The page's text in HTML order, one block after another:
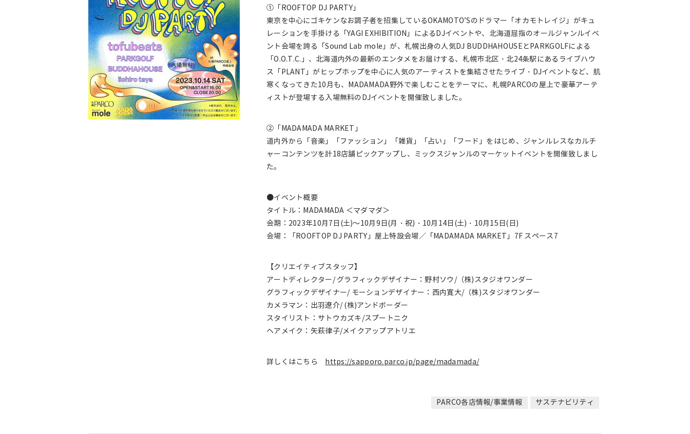
①「ROOFTOP DJ PARTY」
東京を中心にゴキケンなお調子者を招集しているOKAMOTO’Sのドラマー「オカモトレイジ」がキュ
レーションを手掛ける「YAGI EXHIBITION」によるDJイベントや、北海道屈指のオールジャンルイベ
ント会場を誇る「Sound Lab mole」が、札幌出身の人気DJ BUDDHAHOUSEとPARKGOLFによる
「O.O.T.C.」、北海道内外の最新のエンタメをお届けする、札幌市北区・北24条駅にあるライブハウ
ス「PLANT」がヒップホップを中心に人気のアーティストを集結させたライブ・DJイベントなど、肌
寒くなってきた10月も、MADAMADA野外で楽しむことをテーマに、札幌PARCOの屋上で豪華アーテ
ィストが登場する入場無料のDJイベントを開催致しました。
②「MADAMADA MARKET」
道内外から「音楽」「ファッション」「雑貨」「占い」「フード」をはじめ、ジャンルレスなカルチ
ャーコンテンツを計18店舗ピックアップし、ミックスジャンルのマーケットイベントを開催致しまし
た。
●イベント概要
タイトル：MADAMADA ＜マダマダ＞
会期：2023年10月7日(土)～10月9日(月・祝)・10月14日(土)・10月15日(日)
会場：「ROOFTOP DJ PARTY」屋上特設会場／「MADAMADA MARKET」7F スペース7
【クリエイティブスタッフ】
アートディレクター/ グラフィックデザイナー：野村ソウ/（株)スタジオワンダー
グラフィックデザイナー/ モーションデザイナー：西内寛大/（株)スタジオワンダー
カメラマン：出羽遼介/ (株)アンドボーダー
スタイリスト：サトウカズキ/スプートニク
ヘアメイク：矢萩律子/メイクアップアトリエ
詳しくはこちら https://sapporo.parco.jp/page/madamada/
PARCO各店情報/事業情報 サステナビリティ